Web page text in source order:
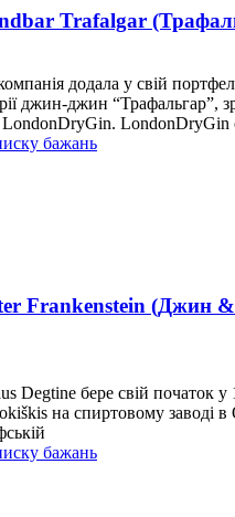
Trafalgar
додала у свій
джин-джин “Трафальгар”,
LondonDryGin.
бажань
Frankenstein (Джин &
Degtine бере свій початок у
на спиртовому заводі
бажань